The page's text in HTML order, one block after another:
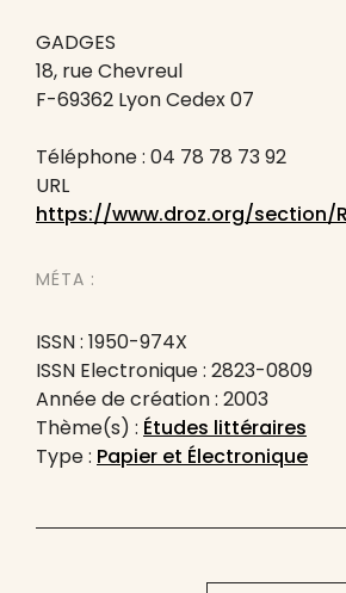
GADGES
18, rue Chevreul
F-69362 Lyon Cedex 07
Téléphone : 04 78 78 73 92
https://www.droz.org/section/
MÉTA :
ISSN : 1950-974X
ISSN Electronique : 2823-0809
Année de création : 2003
Thème(s) : Études littéraires
Type : Papier et Électronique